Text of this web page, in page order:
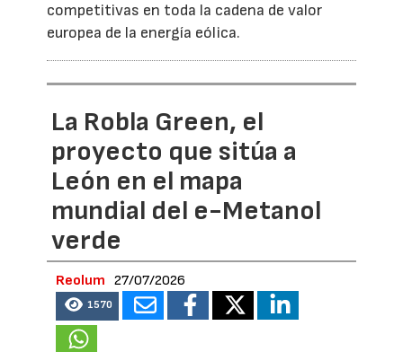
competitivas en toda la cadena de valor
europea de la energía eólica.
La Robla Green, el
proyecto que sitúa a
León en el mapa
mundial del e-Metanol
verde
Reolum 27/07/2026
1570